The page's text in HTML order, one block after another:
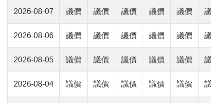
2026-08-07 議價 議價 議價 議價 議價 議
2026-08-06 議價 議價 議價 議價 議價 議
2026-08-05 議價 議價 議價 議價 議價 議
2026-08-04 議價 議價 議價 議價 議價 議